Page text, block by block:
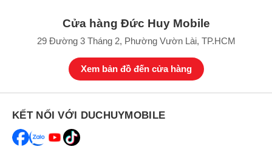
Cửa hàng Đức Huy Mobile
29 Đường 3 Tháng 2, Phường Vườn Lài, TP.HCM
Xem bản đồ đến cửa hàng
KẾT NỐI VỚI DUCHUYMOBILE